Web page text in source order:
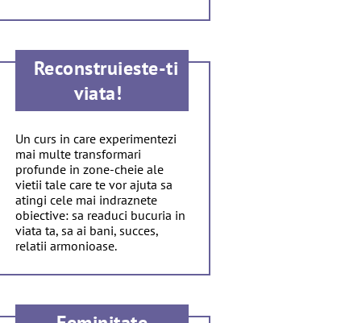
Reconstruieste-ti
viata!
Un curs in care experimentezi
mai multe transformari
profunde in zone-cheie ale
vietii tale care te vor ajuta sa
atingi cele mai indraznete
obiective: sa readuci bucuria in
viata ta, sa ai bani, succes,
relatii armonioase.